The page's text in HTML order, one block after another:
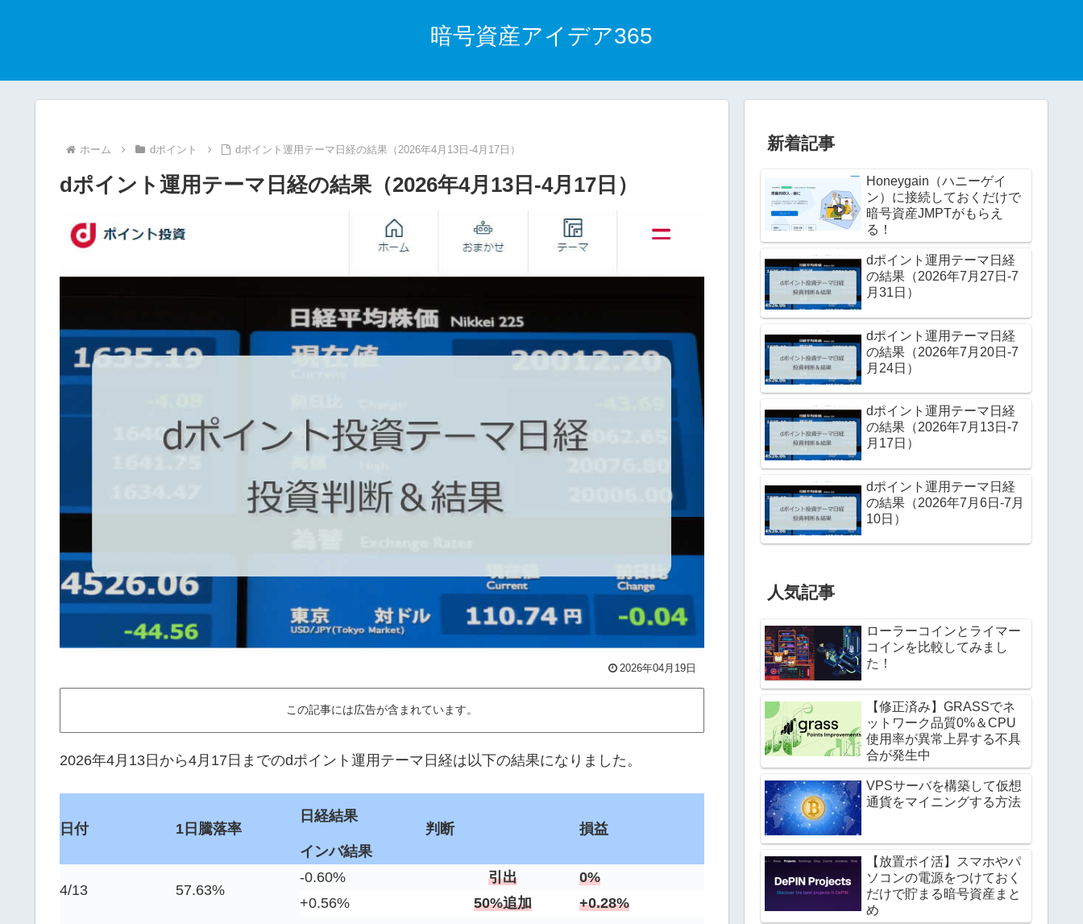
暗号資産アイデア365
ホーム dポイント dポイント運用テーマ日経の結果（2026年4月13日-4月17日）
dポイント運用テーマ日経の結果（2026年4月13日-4月17日）
2026年04月19日
この記事には広告が含まれています。
2026年4月13日から4月17日までのdポイント運用テーマ日経は以下の結果になりました。
日付 1日騰落率
日経結果
判断
損益
インバ結果
4/13 57.63%
-0.60% 引出
0%
+0.56%
50%追加 +0.28%
新着記事
Honeygain（ハニーゲイ
ン）に接続しておくだけで
暗号資産JMPTがもらえ
る！
dポイント運用テーマ日経
の結果（2026年7月27日-7
月31日）
dポイント運用テーマ日経
の結果（2026年7月20日-7
月24日）
dポイント運用テーマ日経
の結果（2026年7月13日-7
月17日）
dポイント運用テーマ日経
の結果（2026年7月6日-7月
10日）
人気記事
ローラーコインとライマー
コインを比較してみまし
た！
【修正済み】GRASSでネ
ットワーク品質0%＆CPU
使用率が異常上昇する不具
合が発生中
VPSサーバを構築して仮想
通貨をマイニングする方法
【放置ポイ活】スマホやパ
ソコンの電源をつけておく
だけで貯まる暗号資産まと
め